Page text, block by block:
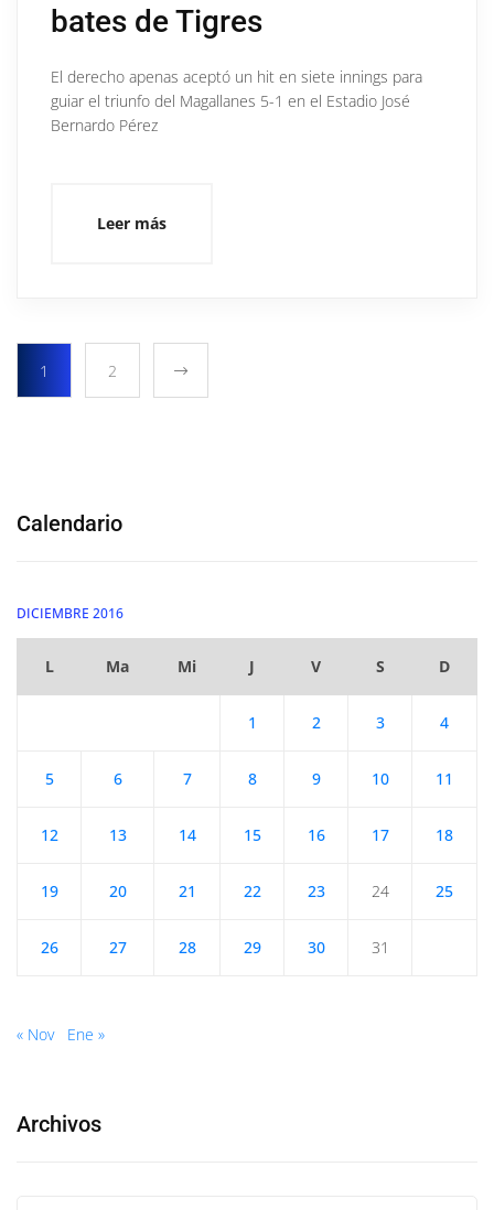
bates de Tigres
El derecho apenas aceptó un hit en siete innings para
guiar el triunfo del Magallanes 5-1 en el Estadio José
Bernardo Pérez
Leer más
1 2
Calendario
DICIEMBRE 2016
L Ma Mi J V S D
1 2 3 4
5 6 7 8 9 10 11
12 13 14 15 16 17 18
19 20 21 22 23 24 25
26 27 28 29 30 31
« Nov Ene »
Archivos